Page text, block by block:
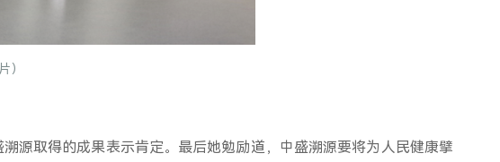
）
源取得的成果表示肯定。最后她勉励道，中盛溯源要将为人民健康擘